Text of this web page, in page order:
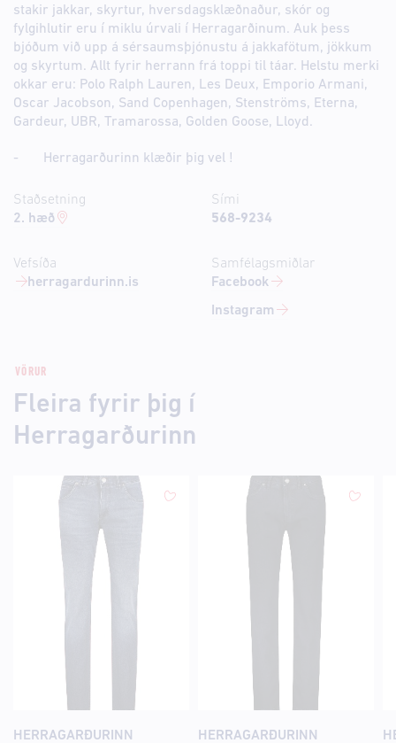
stakir jakkar, skyrtur, hversdagsklæðnaður, skór og
fylgihlutir eru í miklu úrvali í Herragarðinum. Auk þess
bjóðum við upp á sérsaumsþjónustu á jakkafötum, jökkum
og skyrtum. Allt fyrir herrann frá toppi til táar. Helstu merki
okkar eru: Polo Ralph Lauren, Les Deux, Emporio Armani,
Oscar Jacobson, Sand Copenhagen, Stenströms, Eterna,
Gardeur, UBR, Tramarossa, Golden Goose, Lloyd.
- Herragarðurinn klæðir þig vel !
Staðsetning
2. hæð
Vefsíða
herragardurinn.is
Sími
568-9234
Samfélagsmiðlar
Facebook
Instagram
VÖRUR
Fleira fyrir þig í
Herragarðurinn
HERRAGARÐURINN
HERRAGARÐURINN